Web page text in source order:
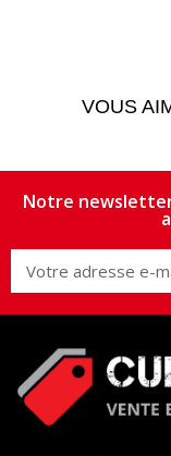
VOUS
Notre